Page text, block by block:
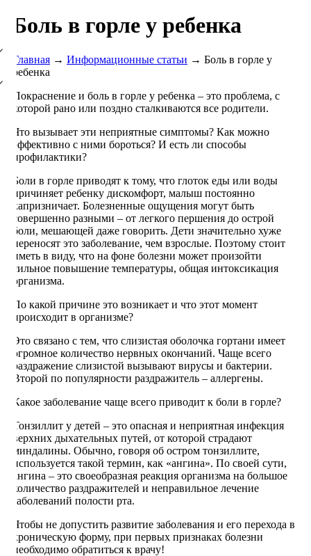
Боль в горле у ребенка
Главная → Информационные статьи → Боль в горле у
ребенка
Покраснение и боль в горле у ребенка – это проблема, с
которой рано или поздно сталкиваются все родители.
Что вызывает эти неприятные симптомы? Как можно
эффективно с ними бороться? И есть ли способы
профилактики?
Боли в горле приводят к тому, что глоток еды или воды
причиняет ребенку дискомфорт, малыш постоянно
капризничает. Болезненные ощущения могут быть
совершенно разными – от легкого першения до острой
боли, мешающей даже говорить. Дети значительно хуже
переносят это заболевание, чем взрослые. Поэтому стоит
иметь в виду, что на фоне болезни может произойти
сильное повышение температуры, общая интоксикация
организма.
По какой причине это возникает и что этот момент
происходит в организме?
Это связано с тем, что слизистая оболочка гортани имеет
огромное количество нервных окончаний. Чаще всего
раздражение слизистой вызывают вирусы и бактерии.
Второй по популярности раздражитель – аллергены.
Какое заболевание чаще всего приводит к боли в горле?
Тонзиллит у детей – это опасная и неприятная инфекция
верхних дыхательных путей, от которой страдают
миндалины. Обычно, говоря об остром тонзиллите,
используется такой термин, как «ангина». По своей сути,
ангина – это своеобразная реакция организма на большое
количество раздражителей и неправильное лечение
заболеваний полости рта.
Чтобы не допустить развитие заболевания и его перехода в
хроническую форму, при первых признаках болезни
необходимо обратиться к врачу!